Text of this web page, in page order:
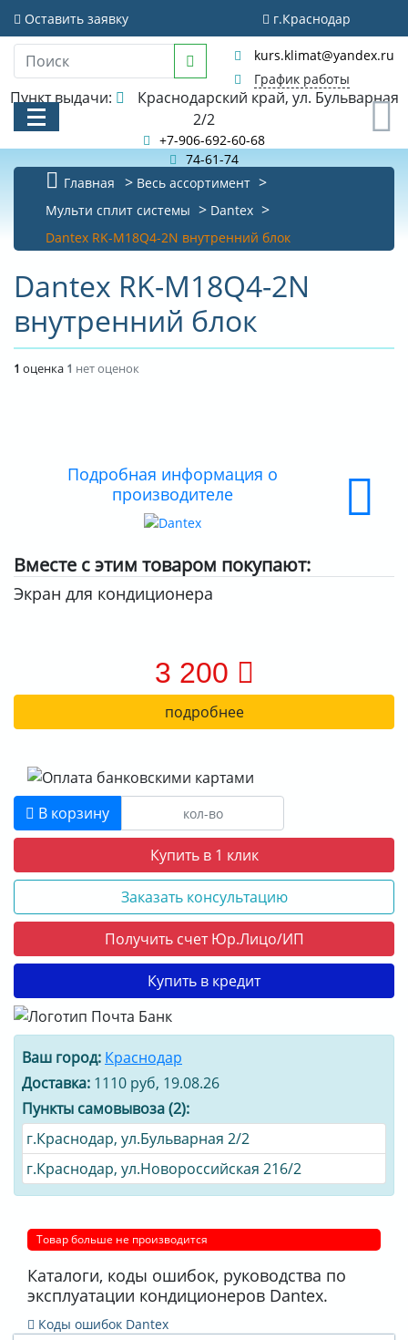
Оставить заявку г.Краснодар
kurs.klimat@yandex.ru
График работы
Пункт выдачи:
2/2
+7-906-692-60-68
74-61-74
КАТАЛОГ
АКЦИИ И РАСПРОДАЖИ
БИБЛИОТЕКА
НОВОСТИ
ОПЛАТА
Главная
Весь ассортимент
Мульти сплит системы
Dantex
Dantex RK-M18Q4-2N внутренний блок
Dantex RK-M18Q4-2N
внутренний блок
1 оценка 1 нет оценок
Подробная информация о
производителе
Вместе с этим товаром покупают:
Экран для кондиционера
3 200
подробнее
В корзину
Купить в 1 клик
Заказать консультацию
Получить счет Юр.Лицо/ИП
Купить в кредит
Ваш город: Краснодар
Доставка: 1110 руб, 19.08.26
Пункты самовывоза (2):
г.Краснодар, ул.Бульварная 2/2
г.Краснодар, ул.Новороссийская 216/2
Товар больше не производится
Каталоги, коды ошибок, руководства по
эксплуатации кондиционеров Dantex.
Коды ошибок Dantex